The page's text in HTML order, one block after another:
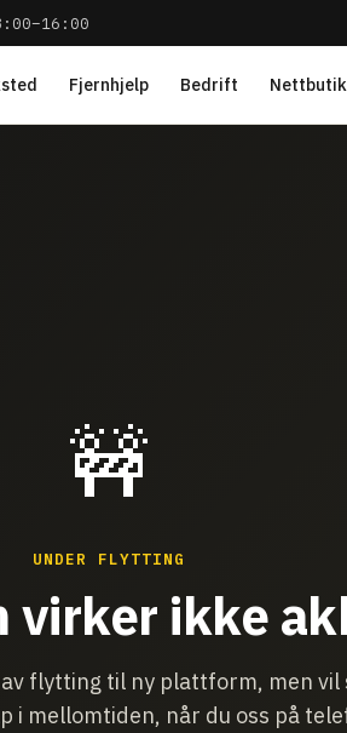
Fjernhjelp Bedrift
🚧
UNDER FLYTTING
virker ikke
av flytting til ny plattform, men
i mellomtiden, når du oss på